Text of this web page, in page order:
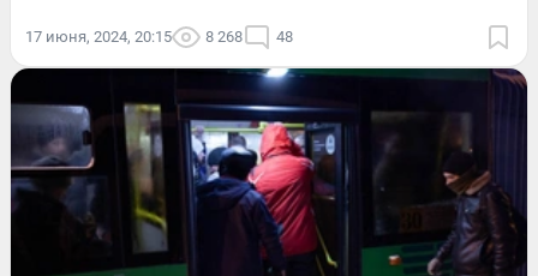
17 июня, 2024, 20:15 8 268 48